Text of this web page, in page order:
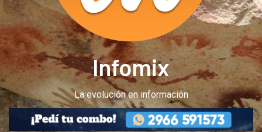
Infomix
La evolución en información